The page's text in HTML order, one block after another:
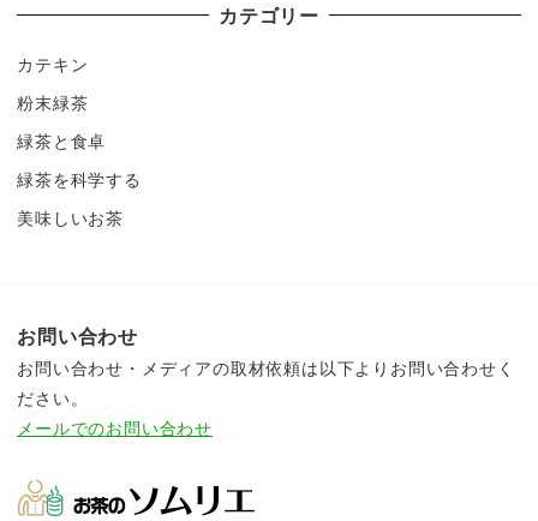
カテゴリー
カテキン
粉末緑茶
緑茶と食卓
緑茶を科学する
美味しいお茶
お問い合わせ
お問い合わせ・メディアの取材依頼は以下よりお問い合わせく
ださい。
メールでのお問い合わせ